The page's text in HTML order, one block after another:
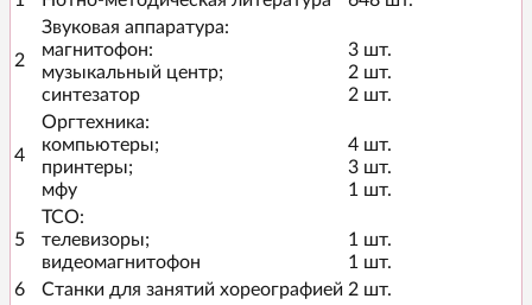
2
Звуковая аппаратура:
магнитофон:
музыкальный центр;
синтезатор
3 шт.
2 шт.
2 шт.
4
Оргтехника:
компьютеры;
принтеры;
мфу
4 шт.
3 шт.
1 шт.
5
ТСО:
телевизоры;
видеомагнитофон
1 шт.
1 шт.
6
Станки для занятий хореографией 2 шт.